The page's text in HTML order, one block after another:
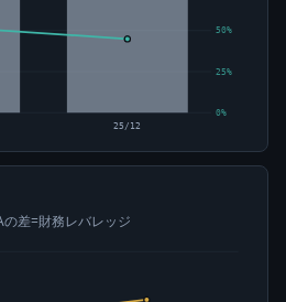
0%
25%
50%
25/12
の差=財務レバレッジ